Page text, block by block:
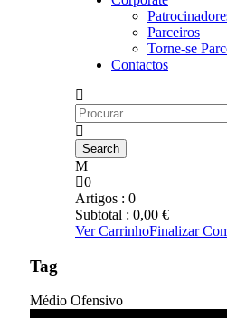
Parceiros
Torne-se
Contactos
0
Artigos : 0
Subtotal : 0,00 €
Ver CarrinhoFinalizar
Tag
Médio Ofensivo